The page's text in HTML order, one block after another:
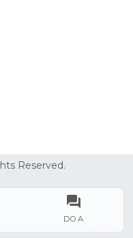
DOA
Reserved.